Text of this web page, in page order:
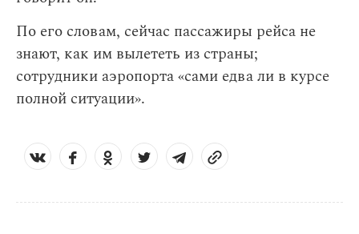
По его словам, сейчас пассажиры рейса не
знают, как им вылететь из страны;
сотрудники аэропорта «сами едва ли в курсе
полной ситуации».